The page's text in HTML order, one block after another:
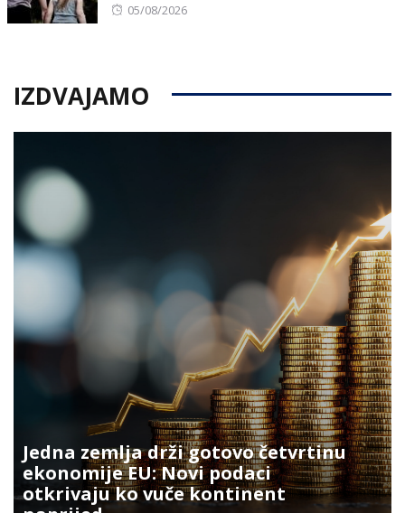
Posted
05/08/2026
IZDVAJAMO
Jedna zemlja drži gotovo četvrtinu
ekonomije EU: Novi podaci
otkrivaju ko vuče kontinent